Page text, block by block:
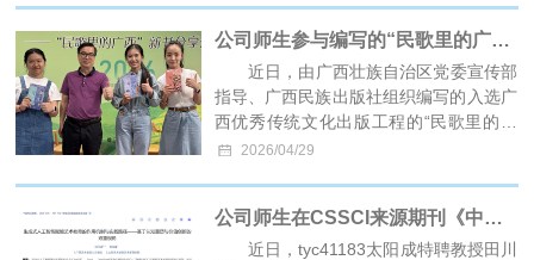
公司师生参与编写的“民歌里的广西”丛书出版
近日，由广西壮族自治区党委宣传部
指导、广西民族出版社组织编写的入选广
西优秀传统文化出版工程的“民歌里的广
西”丛书正式出版。tyc41183太阳成副经
轲分别参与了《灵山秀水都是歌》《山歌
能把海填平》《美德山歌代代传》三部书
2026/04/29
公司师生在CSSCI来源期刊《中国电化教育》上发表论文
近日，tyc41183太阳成特聘教授田川